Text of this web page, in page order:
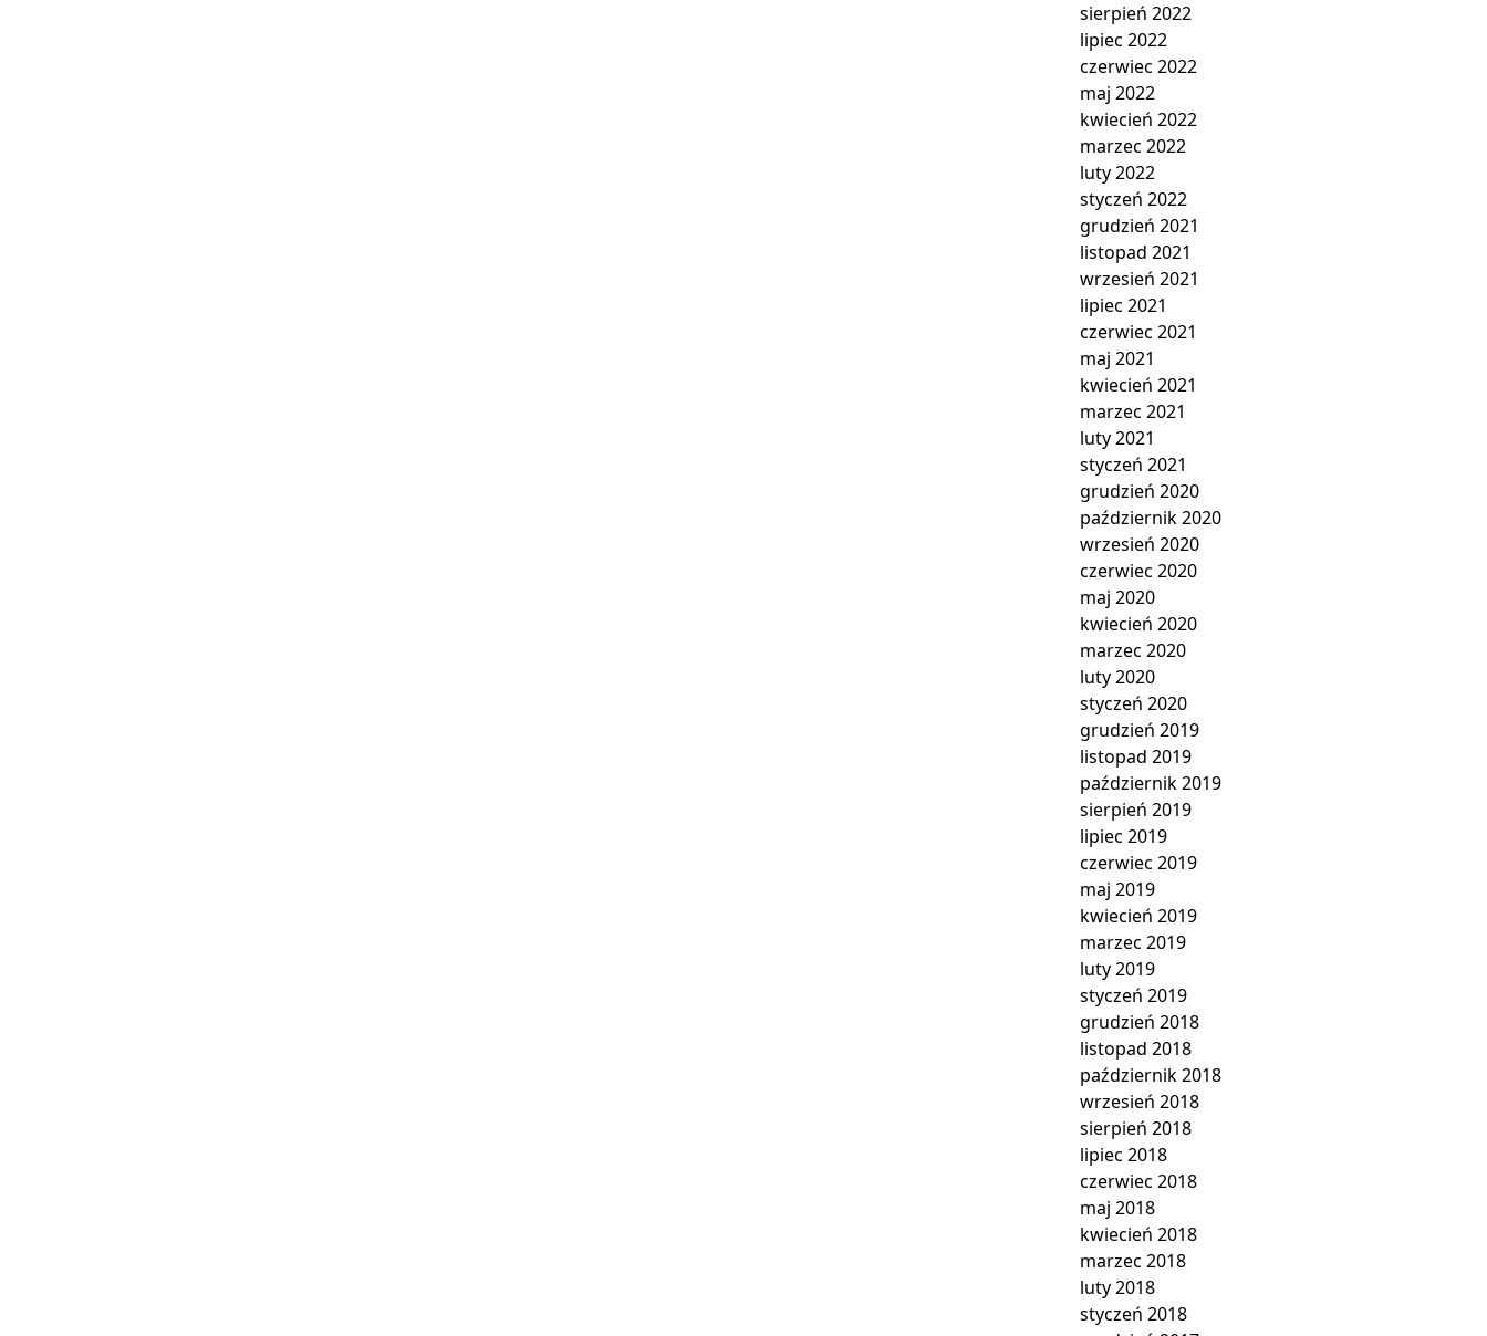
sierpień 2022
lipiec 2022
czerwiec 2022
maj 2022
kwiecień 2022
marzec 2022
luty 2022
styczeń 2022
grudzień 2021
listopad 2021
wrzesień 2021
lipiec 2021
czerwiec 2021
maj 2021
kwiecień 2021
marzec 2021
luty 2021
styczeń 2021
grudzień 2020
październik 2020
wrzesień 2020
czerwiec 2020
maj 2020
kwiecień 2020
marzec 2020
luty 2020
styczeń 2020
grudzień 2019
listopad 2019
październik 2019
sierpień 2019
lipiec 2019
czerwiec 2019
maj 2019
kwiecień 2019
marzec 2019
luty 2019
styczeń 2019
grudzień 2018
listopad 2018
październik 2018
wrzesień 2018
sierpień 2018
lipiec 2018
czerwiec 2018
maj 2018
kwiecień 2018
marzec 2018
luty 2018
styczeń 2018